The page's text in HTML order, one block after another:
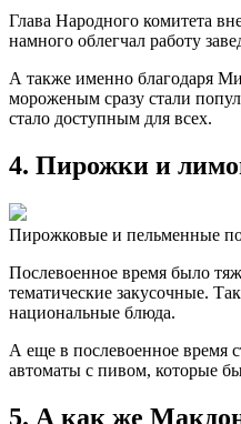
Глава Народного комитета
намного облегчал работу
А также именно благодаря
мороженым сразу стали
стало доступным для всех.
4. Пирожки и
Пирожковые и пельменные
Послевоенное время было
тематические закусочные.
национальные блюда.
А еще в послевоенное время
автоматы с пивом, которые
5. А как же